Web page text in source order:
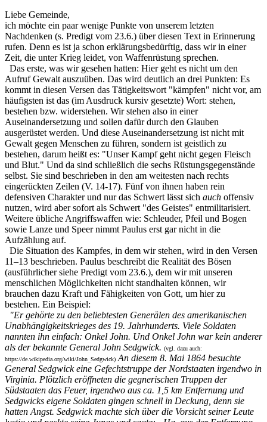
Liebe Gemeinde,
ich möchte ein paar wenige Punkte von unserem letzten
Nachdenken (s. Predigt vom 23.6.) über diesen Text in Erinnerung
rufen. Denn es ist ja schon erklärungsbedürftig, dass wir in einer
Zeit, die unter Krieg leidet, von Waffenrüstung sprechen.
Das erste, was wir gesehen hatten: Hier geht es nicht um den
Aufruf Gewalt auszuüben. Das wird deutlich an drei Punkten: Es
kommt in diesen Versen das Tätigkeitswort "kämpfen" nicht vor, am
häufigsten ist das (im Ausdruck kursiv gesetzte) Wort: stehen,
bestehen bzw. widerstehen. Wir stehen also in einer
Auseinandersetzung und sollen dafür durch den Glauben
ausgerüstet werden. Und diese Auseinandersetzung ist nicht mit
Gewalt gegen Menschen zu führen, sondern ist geistlich zu
bestehen, darum heißt es: "Unser Kampf geht nicht gegen Fleisch
und Blut." Und da sind schließlich die sechs Rüstungsgegenstände
selbst. Sie sind beschrieben in den am weitesten nach rechts
eingerückten Zeilen (V. 14-17). Fünf von ihnen haben rein
defensiven Charakter und nur das Schwert lässt sich auch offensiv
nutzen, wird aber sofort als Schwert "des Geistes" entmilitarisiert.
Weitere übliche Angriffswaffen wie: Schleuder, Pfeil und Bogen
sowie Lanze und Speer nimmt Paulus erst gar nicht in die
Aufzählung auf.
Die Situation des Kampfes, in dem wir stehen, wird in den Versen
11–13 beschrieben. Paulus beschreibt die Realität des Bösen
(ausführlicher siehe Predigt vom 23.6.), dem wir mit unseren
menschlichen Möglich­keiten nicht standhalten können, wir
brauchen dazu Kraft und Fähigkeiten von Gott, um hier zu
bestehen. Ein Beispiel:
"Er gehörte zu den beliebtesten Generälen des amerikanischen
Unabhängigkeitskrieges des 19. Jahrhunderts. Viele Soldaten
nannten ihn einfach: Onkel John. Und Onkel John war kein anderer
als der bekannte General John Sedgwick. (vgl. dazu auch:
https://de.wikipedia.org/wiki/John_Sedgwick) An diesem 8. Mai 1864 besuchte
General Sedgwick eine Gefechtstruppe der Nordstaaten irgendwo in
Virginia. Plötzlich eröffneten die gegnerischen Truppen der
Südstaaten das Feuer, irgendwo aus ca. 1,5 km Entfernung und
Sedgwicks eigene Soldaten gingen schnell in Deckung, denn sie
hatten Angst. Sedgwick machte sich über die Vorsicht seiner Leute